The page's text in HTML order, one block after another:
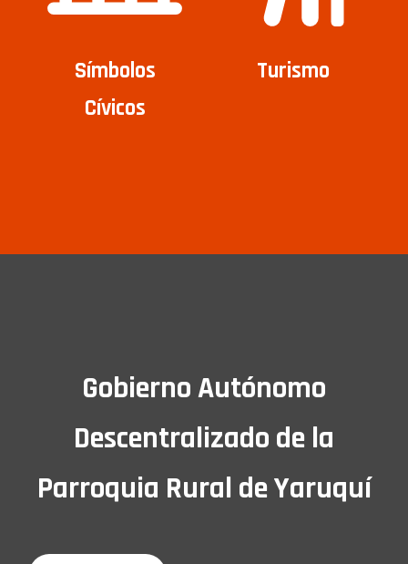
Símbolos
Cívicos
Turismo
Gobierno Autónomo
Descentralizado de la
Parroquia Rural de Yaruquí